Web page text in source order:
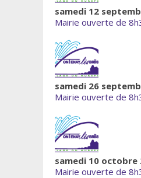
samedi 12
Mairie ouverte de
samedi 26
Mairie ouverte de
samedi 10 octobre
Mairie ouverte de